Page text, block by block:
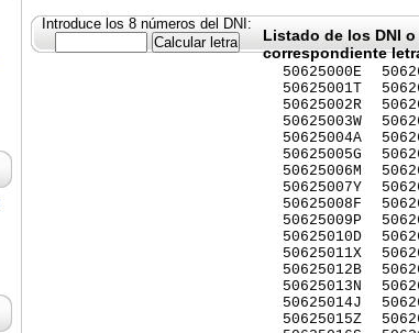
Introduce los 8 números del DNI:
Listado de los DNI o
correspondiente
50625000E
50625001T
50625002R
50625003W
50625004A
50625005G
50625006M
50625007Y
50625008F
50625009P
50625010D
50625011X
50625012B
50625013N
50625014J
50625015Z